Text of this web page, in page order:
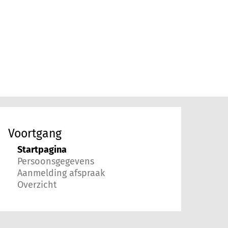
Voortgang
Startpagina
Persoonsgegevens
Aanmelding afspraak
Overzicht